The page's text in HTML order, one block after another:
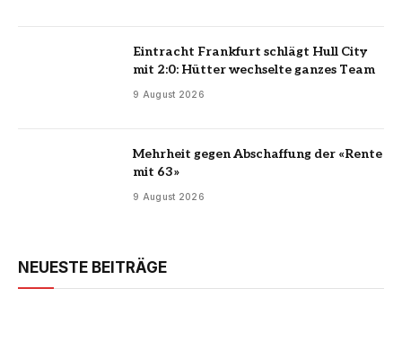
Eintracht Frankfurt schlägt Hull City
mit 2:0: Hütter wechselte ganzes Team
9 August 2026
Mehrheit gegen Abschaffung der «Rente
mit 63»
9 August 2026
NEUESTE BEITRÄGE